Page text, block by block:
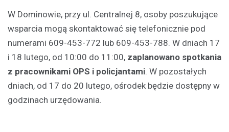
W Dominowie, przy ul. Centralnej 8, osoby poszukujące
wsparcia mogą skontaktować się telefonicznie pod
numerami 609-453-772 lub 609-453-788. W dniach 17
i 18 lutego, od 10:00 do 11:00, zaplanowano spotkania
z pracownikami OPS i policjantami. W pozostałych
dniach, od 17 do 20 lutego, ośrodek będzie dostępny w
godzinach urzędowania.